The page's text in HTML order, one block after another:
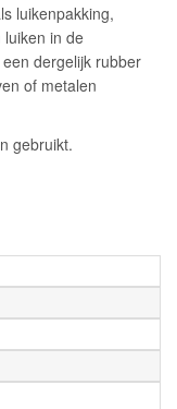
luikenpakking,
in de
dergelijk rubber
of metalen
gebruikt.